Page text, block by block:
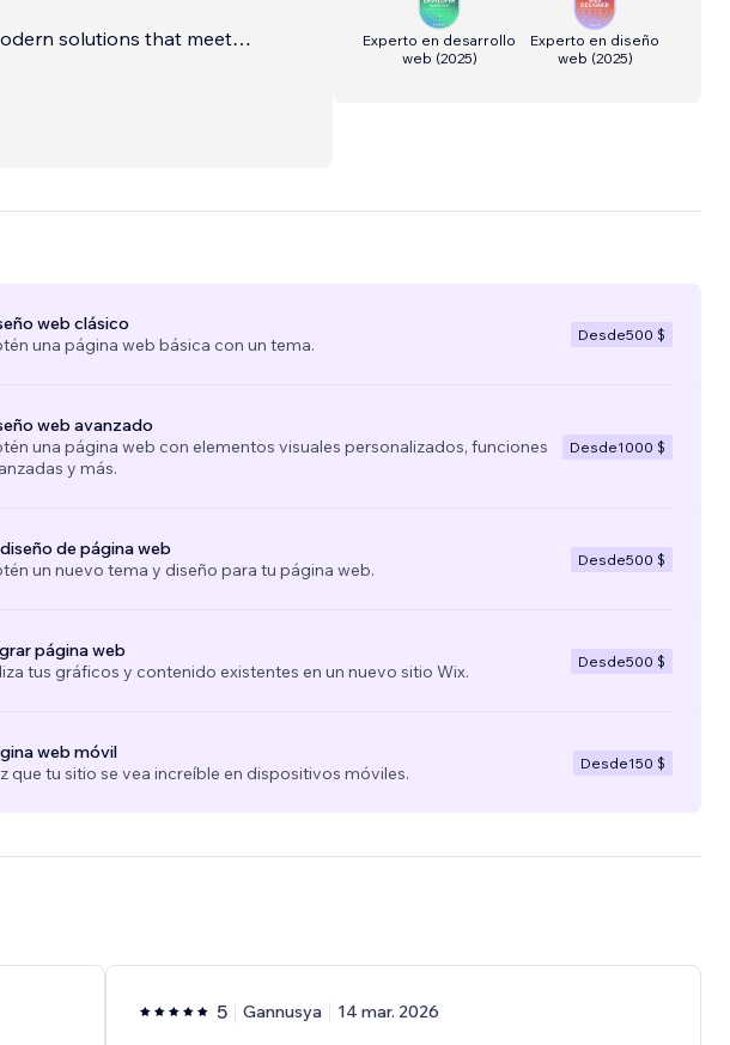
solutions that meet
and abroad. For me, it
Experto en desarrollo
web (2025)
Experto en diseño
web (2025)
web clásico
una página web básica con un tema.
Desde500 $
web avanzado
una página web con elementos visuales personalizados, funciones
y más.
Desde1000 $
de página web
un nuevo tema y diseño para tu página web.
Desde500 $
página web
tus gráficos y contenido existentes en un nuevo sitio Wix.
Desde500 $
web móvil
que tu sitio se vea increíble en dispositivos móviles.
Desde150 $
5 Gannusya 14 mar. 2026